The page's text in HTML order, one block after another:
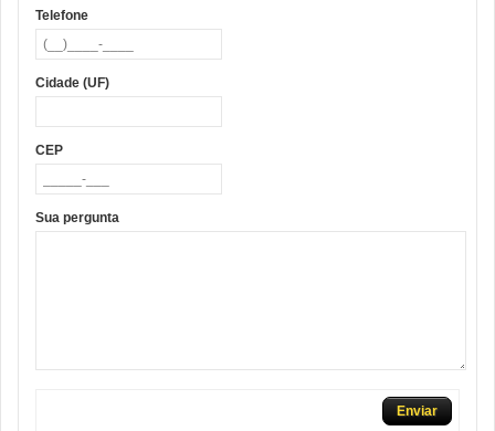
Telefone
Cidade (UF)
CEP
Sua pergunta
Enviar